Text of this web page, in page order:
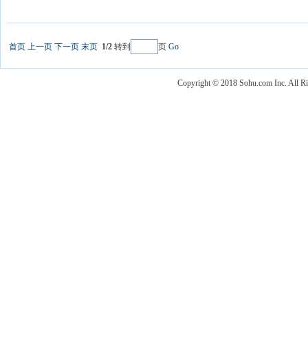
首页 上一页 下一页 末页 1/2 转到 页 Go
Copyright © 2018 Sohu.com Inc. All